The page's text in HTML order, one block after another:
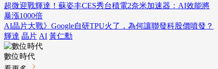
超微迎戰輝達！蘇姿丰CES秀台積電2奈米加速器：AI效能將
暴漲1000倍
AI晶片大戰》Google自研TPU火了，為何讓聯發科股價噴發？
輝達 晶片 AI 黃仁勳
數位時代